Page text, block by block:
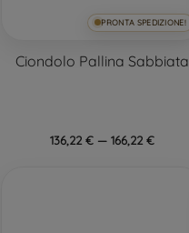
PRONTA SPEDIZIONE!
Ciondolo Pallina Sabbiata
136,22 € — 166,22 €